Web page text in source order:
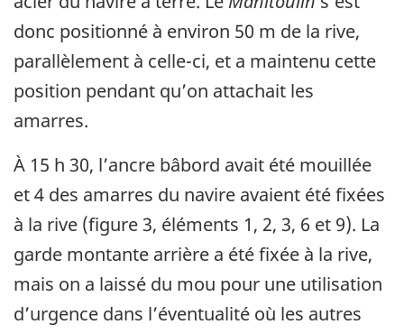
donc positionné à environ 50 m de la rive,
parallèlement à celle-ci, et a maintenu cette
position pendant qu’on attachait les
amarres.
À 15 h 30, l’ancre bâbord avait été mouillée
et 4 des amarres du navire avaient été fixées
à la rive (figure 3, éléments 1, 2, 3, 6 et 9). La
garde montante arrière a été fixée à la rive,
mais on a laissé du mou pour une utilisation
d’urgence dans l’éventualité où les autres